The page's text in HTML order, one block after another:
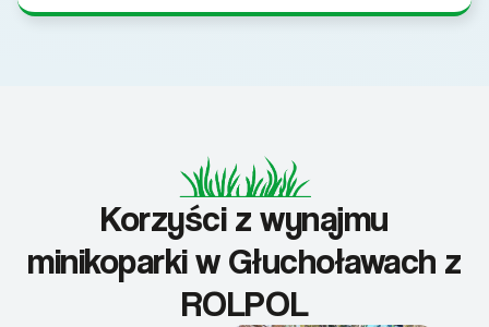
Korzyści z wynajmu
minikoparki w Głuchoławach z
ROLPOL